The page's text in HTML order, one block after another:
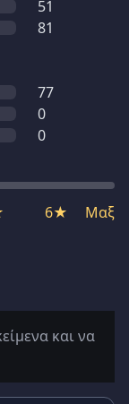
51
81
77
0
0
6★ Μαξ
και να